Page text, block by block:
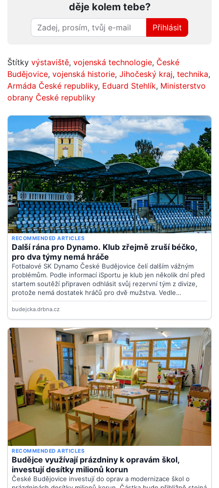
děje kolem tebe?
Přihlásit
Štítky výstaviště, vojenská technologie, České
Budějovice, vojenská historie, Jihočeský kraj, technika,
Armáda České republiky, Eduard Stehlík, Ministerstvo
obrany České republiky